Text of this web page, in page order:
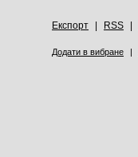
Експорт RSS
Додати в вибране |